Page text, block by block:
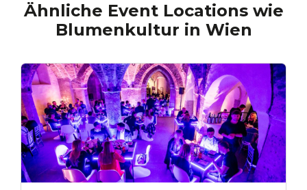
Ähnliche Event Locations wie
Blumenkultur in Wien